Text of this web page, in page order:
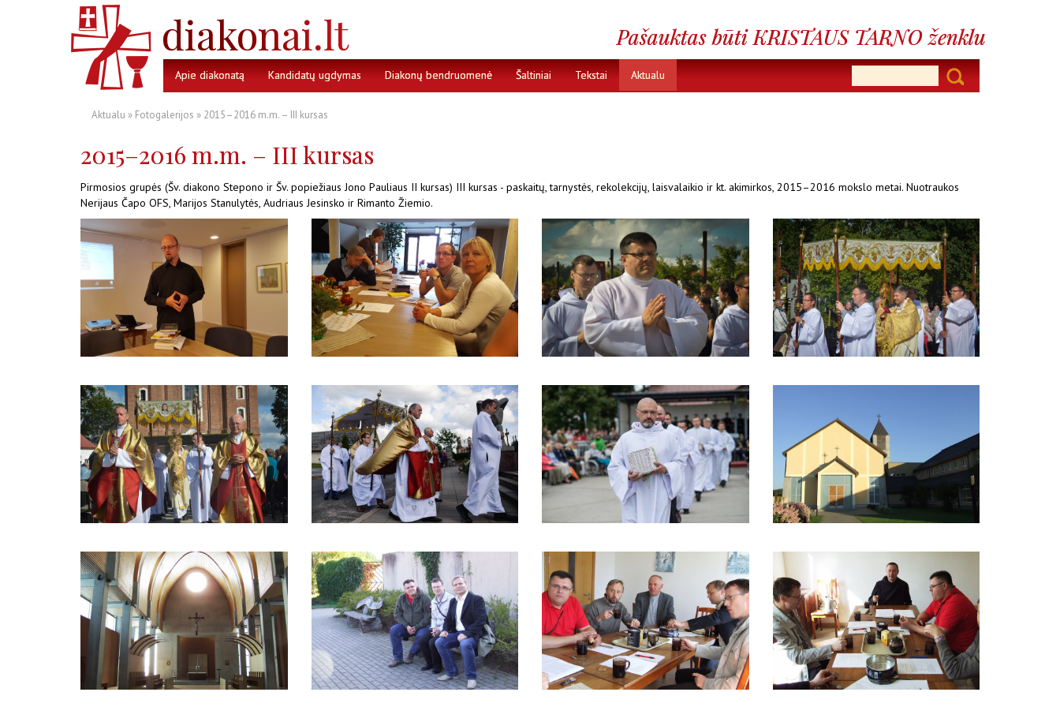
Apie diakonatą Kandidatų ugdymas Diakonų bendruomenė Šaltiniai Tekstai Aktualu
Aktualu » Fotogalerijos » 2015–2016 m.m. – III kursas
2015–2016 m.m. – III kursas
Pirmosios grupės (Šv. diakono Stepono ir Šv. popiežiaus Jono Pauliaus II kursas) III kursas - paskaitų, tarnystės, rekolekcijų, laisvalaikio ir kt. akimirkos, 2015–2016 mokslo metai. Nuotraukos
Nerijaus Čapo OFS, Marijos Stanulytės, Audriaus Jesinsko ir Rimanto Žiemio.